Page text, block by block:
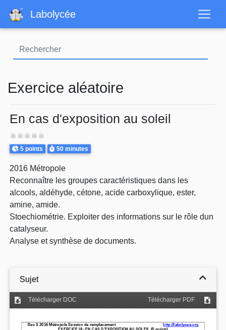
contenu
Labolycée
Exercice aléatoire
En cas d'exposition au soleil
Difficulté
Points
5 points Durée
50 minutes
2016 Métropole
Reconnaître les groupes caractéristiques dans les
alcools, aldéhyde, cétone, acide carboxylique, ester,
amine, amide.
Stoechiométrie. Exploiter des informations sur le rôle dun
catalyseur.
Analyse et synthèse de documents.
Sujet